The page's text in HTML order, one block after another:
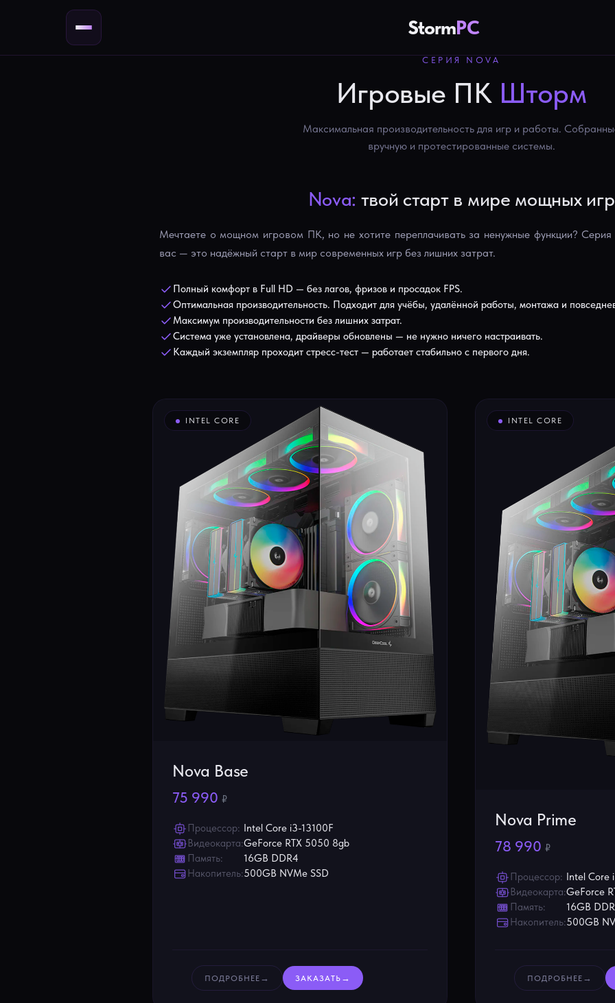
StormPC
СЕРИЯ NOVA
Игровые ПК Шторм
Максимальная производительность для игр и работы.
вручную и протестированные системы.
Nova: твой старт в мире мощных игр
Мечтаете о мощном игровом ПК, но не хотите переплачивать за ненужные функции? Серия
вас — это надёжный старт в мир современных игр без лишних затрат.
Полный комфорт в Full HD — без лагов, фризов и просадок FPS.
Оптимальная производительность. Подходит для учёбы, удалённой работы, монтажа и
Максимум производительности без лишних затрат.
Система уже установлена, драйверы обновлены — не нужно ничего настраивать.
Каждый экземпляр проходит стресс-тест — работает стабильно с первого дня.
INTEL CORE
Nova Base
75 990 ₽
Процессор:
Intel Core i3-13100F
Видеокарта:GeForce RTX 5050 8gb
Память:
16GB DDR4
Накопитель:500GB NVMe SSD
ПОДРОБНЕЕ → ЗАКАЗАТЬ →
INTEL CORE
Nova Prime
78 990 ₽
Процессор: Intel Core
Видеокарта:GeForce
Память:
16GB
Накопитель:500GB
ПОДРОБНЕЕ →